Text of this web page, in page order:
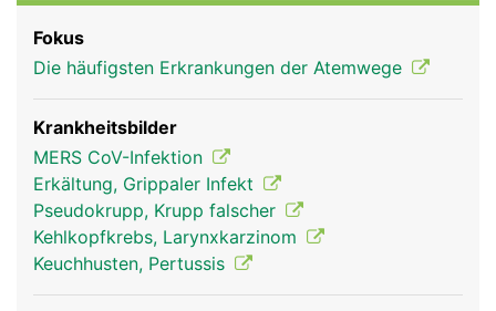
Rubriken
und Festigkeit 16 bis 20 U-förmige
Knorpelspangen sorgen. Ihr Aussehen erinnert an
einen Staubsaugerschlauch. Die Innenwand wird
von einer Schleimhaut ausgekleidet, die mit
feinsten Flimmerhärchen ausgestattet ist. Der
Schleim fängt Fremdkörper wie Staub, Pollen oder
Bakterien ab, die mit der Luft eingeatmet werden
und die beweglichen Flimmerhärchen
transportieren den Schleim zurück in den Rachen
Fokus
Die häufigsten Erkrankungen der Atemwege
Krankheitsbilder
MERS CoV-Infektion
Erkältung, Grippaler Infekt
Pseudokrupp, Krupp falscher
Kehlkopfkrebs, Larynxkarzinom
Keuchhusten, Pertussis